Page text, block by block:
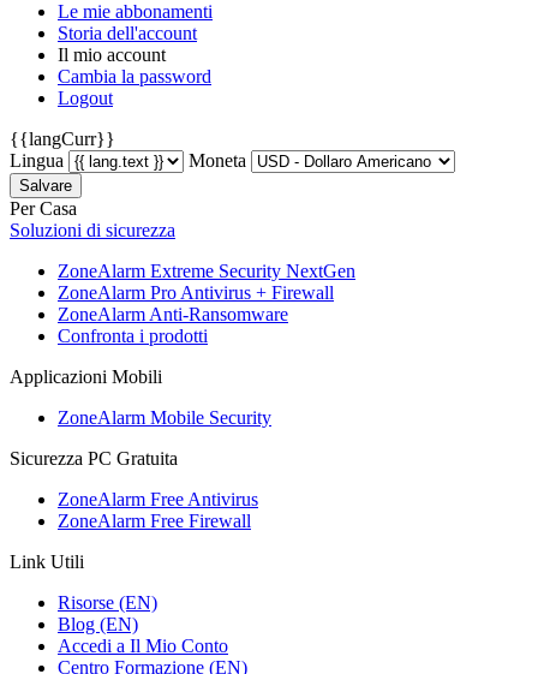
Le mie abbonamenti
Storia dell'account
Il mio account
Cambia la password
Logout
{{langCurr}}
Lingua
Moneta
Salvare
Per Casa
Soluzioni di sicurezza
ZoneAlarm Extreme Security NextGen
ZoneAlarm Pro Antivirus + Firewall
ZoneAlarm Anti-Ransomware
Confronta i prodotti
Applicazioni Mobili
ZoneAlarm Mobile Security
Sicurezza PC Gratuita
ZoneAlarm Free Antivirus
ZoneAlarm Free Firewall
Link Utili
Risorse (EN)
Blog (EN)
Accedi a Il Mio Conto
Centro Formazione (EN)